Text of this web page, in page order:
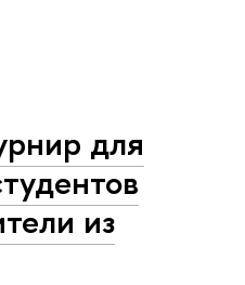
для
из